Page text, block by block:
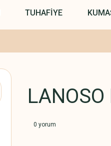
TUHAFİYE
0 yorum